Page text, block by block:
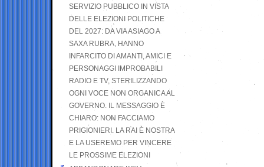
SERVIZIO PUBBLICO IN VISTA
DELLE ELEZIONI POLITICHE
DEL 2027: DA VIA ASIAGO A
SAXA RUBRA, HANNO
INFARCITO DI AMANTI, AMICI E
PERSONAGGI IMPROBABILI
RADIO E TV, STERILIZZANDO
OGNI VOCE NON ORGANICA AL
GOVERNO. IL MESSAGGIO È
CHIARO: NON FACCIAMO
PRIGIONIERI. LA RAI È NOSTRA
E LA USEREMO PER VINCERE
LE PROSSIME ELEZIONI